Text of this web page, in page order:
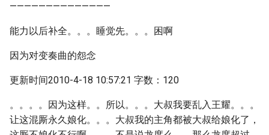
——————————————
能力以后补全。。。睡觉先。。。困啊
因为对变奏曲的怨念
更新时间2010-4-18 10:57:21 字数：120
。。。。因为这样。。所以。。。大叔我要乱入王耀。。。
让这混厮永久娘化。。。大叔我的主角都被大叔给娘化了，